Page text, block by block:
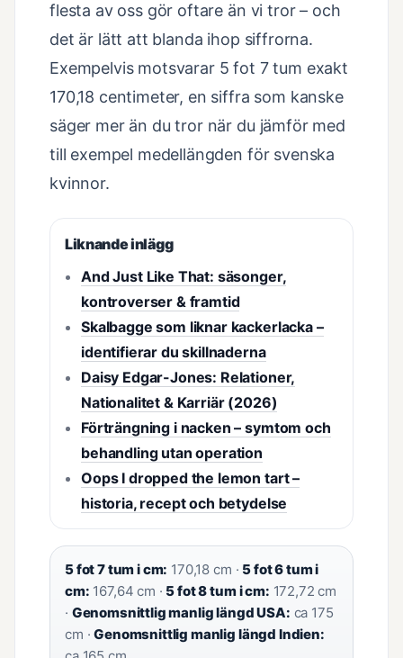
flesta av oss gör oftare än vi tror – och
det är lätt att blanda ihop siffrorna.
Exempelvis motsvarar 5 fot 7 tum exakt
170,18 centimeter, en siffra som kanske
säger mer än du tror när du jämför med
till exempel medellängden för svenska
kvinnor.
Liknande inlägg
And Just Like That: säsonger,
kontroverser & framtid
Skalbagge som liknar kackerlacka –
identifierar du skillnaderna
Daisy Edgar-Jones: Relationer,
Nationalitet & Karriär (2026)
Förträngning i nacken – symtom och
behandling utan operation
Oops I dropped the lemon tart –
historia, recept och betydelse
5 fot 7 tum i cm: 170,18 cm · 5 fot 6 tum i
cm: 167,64 cm · 5 fot 8 tum i cm: 172,72 cm
· Genomsnittlig manlig längd USA: ca 175
cm ·Genomsnittlig manlig längd Indien: